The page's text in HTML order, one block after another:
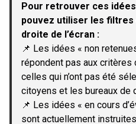
Pour retrouver ces
pouvez utiliser les filtres
droite de l’écran :
📌 Les idées « non
répondent pas aux
celles qui n’ont pas été
citoyens et les bureaux de
📌 Les idées « en cours
sont actuellement